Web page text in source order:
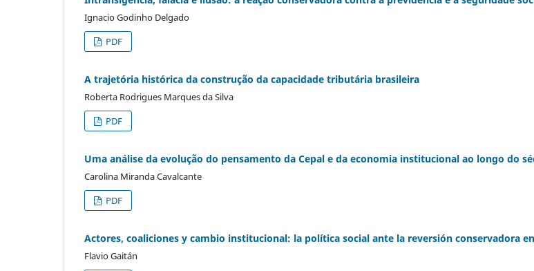
Ignacio Godinho Delgado
PDF
A trajetória histórica da construção da capacidade tributária brasileira
Roberta Rodrigues Marques da Silva
PDF
Uma análise da evolução do pensamento da Cepal e da economia institucional ao longo do
Carolina Miranda Cavalcante
PDF
Actores, coaliciones y cambio institucional: la política social ante la reversión conservadora
Flavio Gaitán